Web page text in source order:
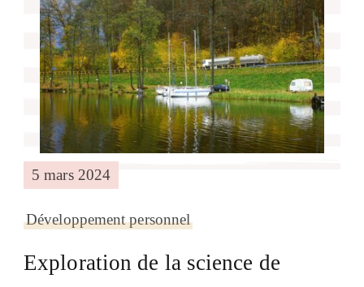
5 mars 2024
Développement personnel
Exploration de la science de